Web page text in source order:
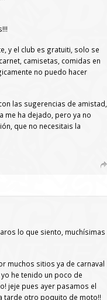
y el club es gratuiti, solo se
camisetas, comidas en
no puedo hacer
las sugerencias de amistad,
me ha dejado, pero ya no
que no necesitais la
lo que siento, muchísimas
muchos sitios ya de carnaval
he tenido un poco de
jeje pues ayer pasamos el
tarde otro poquito de moto!!